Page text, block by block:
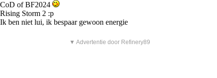
CoD of BF2024
Rising Storm 2 :p
Ik ben niet lui, ik bespaar gewoon energie
▼ Advertentie door Refinery89